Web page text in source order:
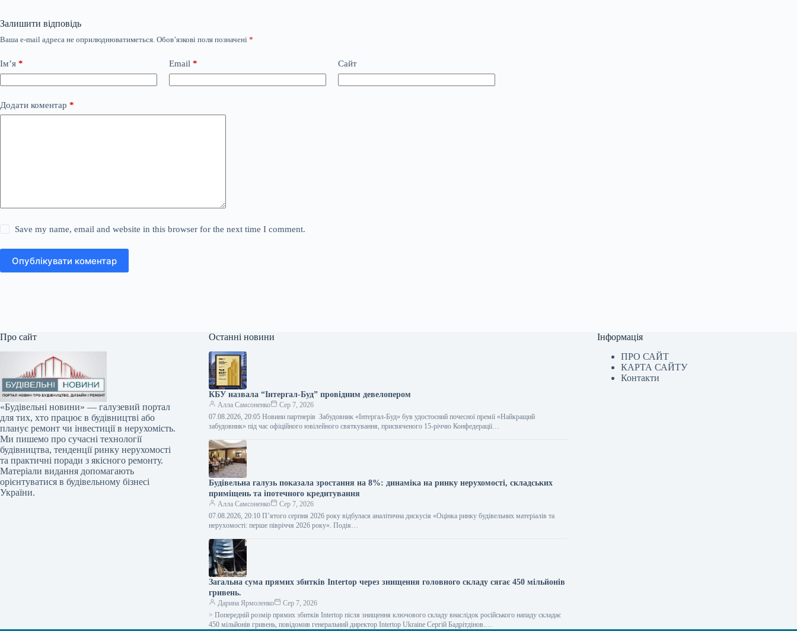
Залишити відповідь
Ваша e-mail адреса не оприлюднюватиметься. Обов’язкові поля позначені *
Ім’я * Email * Сайт
Додати коментар *
Save my name, email and website in this browser for the next time I comment.
Опублікувати коментар
Про сайт
«Будівельні новини» — галузевий портал
для тих, хто працює в будівництві або
планує ремонт чи інвестиції в нерухомість.
Ми пишемо про сучасні технології
будівництва, тенденції ринку нерухомості
та практичні поради з якісного ремонту.
Матеріали видання допомагають
орієнтуватися в будівельному бізнесі
України.
Останні новини
КБУ назвала “Інтергал-Буд” провідним девелопером
Алла Самсоненко
Сер 7, 2026
07.08.2026, 20:05 Новини партнерів Забудовник «Інтергал-Буд» був удостоєний почесної премії «Найкращий
забудовник» під час офіційного ювілейного святкування, присвяченого 15-річчю Конфедерації…
Будівельна галузь показала зростання на 8%: динаміка на ринку нерухомості, складських
приміщень та іпотечного кредитування
Алла Самсоненко
Сер 7, 2026
07.08.2026, 20:10 П’ятого серпня 2026 року відбулася аналітична дискусія «Оцінка ринку будівельних матеріалів та
нерухомості: перше півріччя 2026 року». Подія…
Загальна сума прямих збитків Intertop через знищення головного складу сягає 450 мільйонів
гривень.
Дарина Ярмоленко
Сер 7, 2026
> Попередній розмір прямих збитків Intertop після знищення ключового складу внаслідок російського нападу складає
450 мільйонів гривень, повідомив генеральний директор Intertop Ukraine Сергій Бадрітдінов.…
Інформація
ПРО САЙТ
КАРТА САЙТУ
Контакти